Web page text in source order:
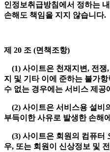
인정보취급방침에서 정하는
손해도 책임을 지지 않습니다.
제 20 조 (면책조항)
(1) 사이트은 천재지변, 전쟁
지 및 기타 이에 준하는 불가
수 없는 경우에는 서비스 제공
(2) 사이트은 서비스용 설비
부득이한 사유로 발생한 손해
(3) 사이트은 회원의 컴퓨터
우, 또는 회원이 신상정보 및